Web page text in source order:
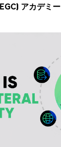
アカデミー